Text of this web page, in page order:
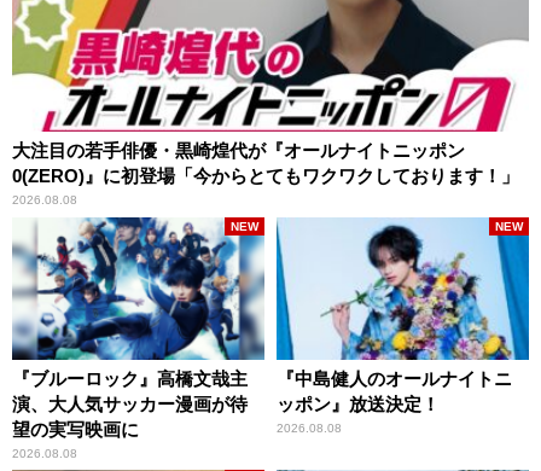
大注目の若手俳優・黒崎煌代が『オールナイトニッポン
0(ZERO)』に初登場「今からとてもワクワクしております！」
2026.08.08
『ブルーロック』高橋文哉主
演、大人気サッカー漫画が待
望の実写映画に
2026.08.08
NEW
『中島健人のオールナイトニ
ッポン』放送決定！
2026.08.08
NEW